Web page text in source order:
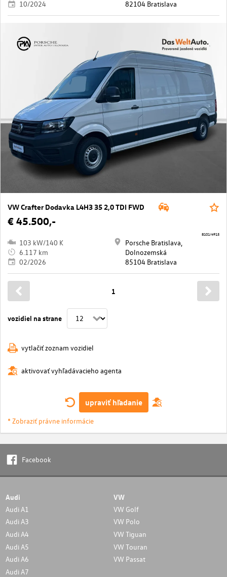
10/2024 82104 Bratislava
VW Crafter Dodavka L4H3 35 2,0 TDI FWD
€ 45.500,-
103 kW/140 K
6.117 km
02/2026
Porsche Bratislava,
Dolnozemská
85104 Bratislava
8101/4915
vozidiel na strane
1
vytlačiť zoznam vozidiel
aktivovať vyhľadávacieho agenta
upraviť hľadanie
* Zobraziť právne informácie
Facebook
Audi
Audi A1
Audi A3
Audi A4
Audi A5
Audi A6
Audi A7
VW
VW Golf
VW Polo
VW Tiguan
VW Touran
VW Passat